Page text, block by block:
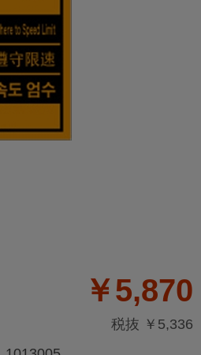
￥5,870
税抜 ￥5,336